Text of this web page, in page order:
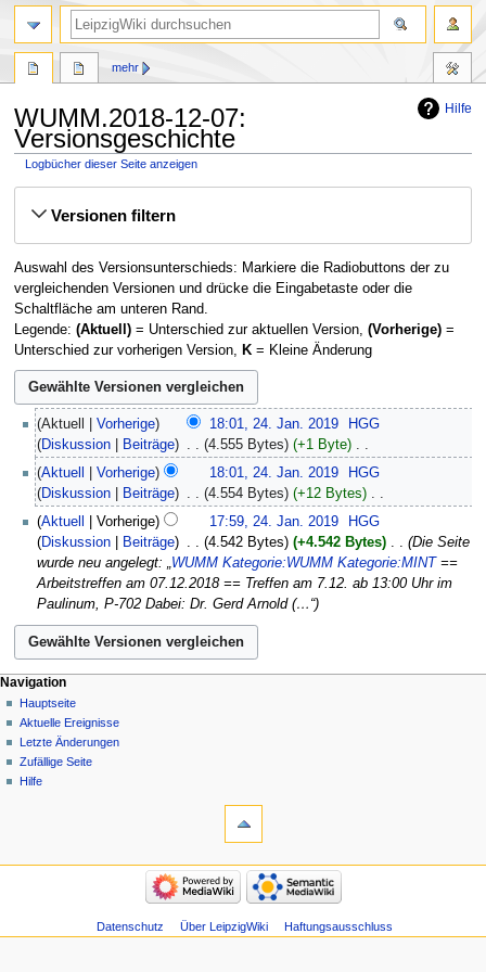
Hilfe
WUMM.2018-12-07:
Versionsgeschichte
Logbücher dieser Seite anzeigen
Navigation
SucheVersionen filtern
Auswahl des Versionsunterschieds: Markiere die Radiobuttons der zu
vergleichenden Versionen und drücke die Eingabetaste oder die
Schaltfläche am unteren Rand.
Legende: (Aktuell)= Unterschied zur aktuellen Version, (Vorherige)=
Unterschied zur vorherigen Version, K= Kleine Änderung
Januar
2019
Aktuell Vorherige 18:01, 24. Jan. 2019
HGG
Diskussion
Beiträge 4.555 Bytes +1 Byte ‎
K
e
i
n
e
B
e
a
r
b
i
t
u
e
Aktuell Vorherige 18:01, 24. Jan. 2019
HGG
Diskussion
Beiträge 4.554 Bytes +12 Bytes ‎
K
e
n
e
e
a
r
b
e
i
t
u
z
Aktuell Vorherige 17:59, 24. Jan. 2019
HGG
Diskussion
Beiträge 4.542 Bytes +4.542 Bytes ‎
Die Seite
wurde neu angelegt: „WUMM Kategorie:WUMM Kategorie:MINT ==
Arbeitstreffen am 07.12.2018 == Treffen am 7.12. ab 13:00 Uhr im
Paulinum, P-702 Dabei: Dr. Gerd Arnold (…“
mehr
Navigation
Hauptseite
Aktuelle Ereignisse
Letzte Änderungen
Zufällige Seite
Hilfe
Datenschutz Über LeipzigWiki Haftungsausschluss